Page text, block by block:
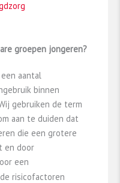
groepen jongeren?
aantal
binnen
gebruiken de term
aan te duiden dat
die een grotere
en door
een
risicofactoren